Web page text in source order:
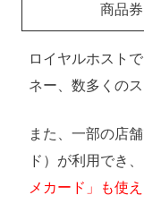
商品券
ロイヤルホスト
ネー、数多くの
また、一部の店
ド）が利用でき、
メカード」も使